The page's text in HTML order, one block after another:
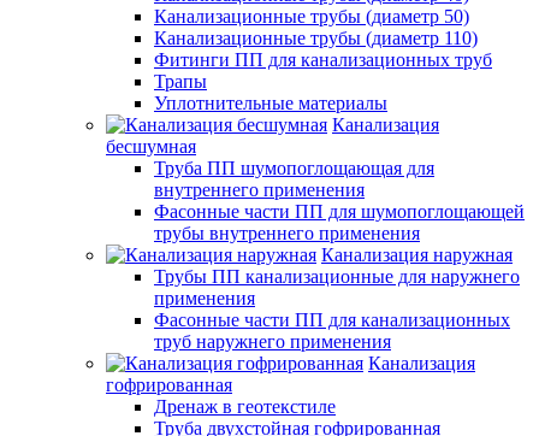
Канализационные трубы (диаметр 50)
Канализационные трубы (диаметр 110)
Фитинги ПП для канализационных труб
Трапы
Уплотнительные материалы
Канализация
бесшумная
Труба ПП шумопоглощающая для
внутреннего применения
Фасонные части ПП для шумопоглощающей
трубы внутреннего применения
Канализация наружная
Трубы ПП канализационные для наружнего
применения
Фасонные части ПП для канализационных
труб наружнего применения
Канализация
гофрированная
Дренаж в геотекстиле
Труба двухстойная гофрированная